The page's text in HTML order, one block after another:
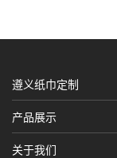
遵义纸巾定制
产品展示
关于我们